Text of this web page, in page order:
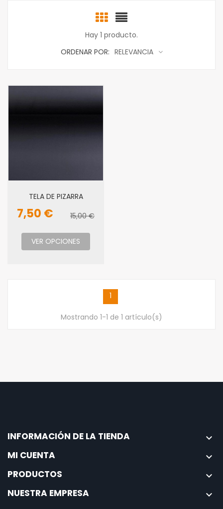
Hay 1 producto.
ORDENAR POR: RELEVANCIA
TELA DE PIZARRA
7,50 € 15,00 €
VER OPCIONES
1
Mostrando 1-1 de 1 artículo(s)
INFORMACIÓN DE LA TIENDA

MI CUENTA

PRODUCTOS

NUESTRA EMPRESA
